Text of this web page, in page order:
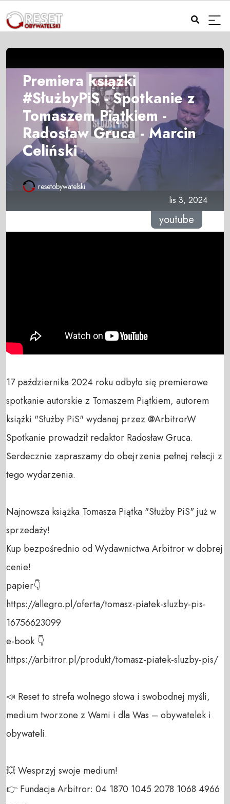
Premiera książki
#SłużbyPiS - Spotkanie z
Tomaszem Piątkiem -
Radosław Gruca - Marcin
Celiński
resetobywatelski
lis 3, 2024
youtube
17 października 2024 roku odbyło się premierowe
spotkanie autorskie z Tomaszem Piątkiem, autorem
książki "Służby PiS" wydanej przez @ArbitrorW
Spotkanie prowadził redaktor Radosław Gruca.
Serdecznie zapraszamy do obejrzenia pełnej relacji z
tego wydarzenia.
Najnowsza książka Tomasza Piątka "Służby PiS" już w
sprzedaży!
Kup bezpośrednio od Wydawnictwa Arbitror w dobrej
cenie!
papier👇
https://allegro.pl/oferta/tomasz-piatek-sluzby-pis-
16756623099
e-book 👇
https://arbitror.pl/produkt/tomasz-piatek-sluzby-pis/
📣 Reset to strefa wolnego słowa i swobodnej myśli,
medium tworzone z Wami i dla Was – obywatelek i
obywateli.
💥 Wesprzyj swoje medium!
👉 Fundacja Arbitror: 04 1870 1045 2078 1068 4966